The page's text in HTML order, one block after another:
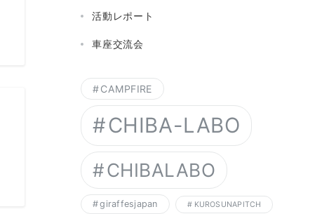
活動レポート
車座交流会
CAMPFIRE
CHIBA-LABO
CHIBALABO
giraffesjapan KUROSUNAPITCH